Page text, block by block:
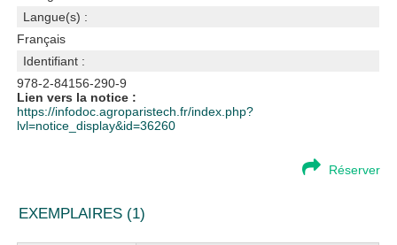
Langue(s) :
Français
Identifiant :
978-2-84156-290-9
Lien vers la notice :
https://infodoc.agroparistech.fr/index.php?
lvl=notice_display&id=36260
Réserver
EXEMPLAIRES (1)